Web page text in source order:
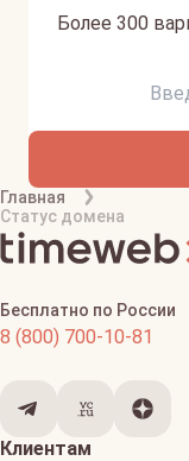
Более 300
Главная
Статус домена
Бесплатно по России
8 (800) 700-10-81
Клиентам